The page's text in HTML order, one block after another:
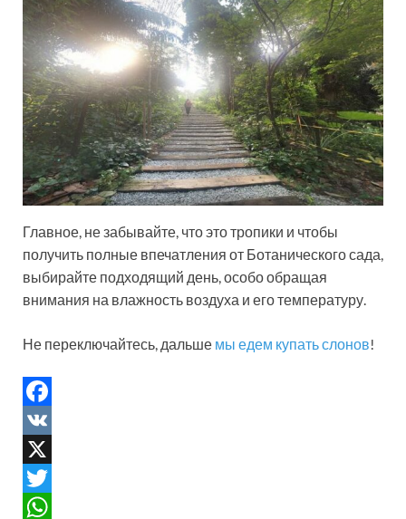
Главное, не забывайте, что это тропики и чтобы
получить полные впечатления от Ботанического сада,
выбирайте подходящий день, особо обращая
внимания на влажность воздуха и его температуру.
Не переключайтесь, дальше мы едем купать слонов!
F
a
c
e
V
K
X
T